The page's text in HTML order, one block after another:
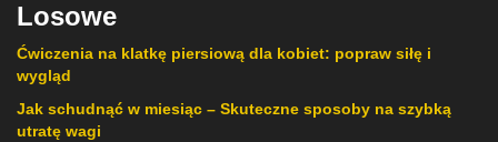
Losowe
Ćwiczenia na klatkę piersiową dla kobiet: popraw siłę i
wygląd
Jak schudnąć w miesiąc – Skuteczne sposoby na szybką
utratę wagi